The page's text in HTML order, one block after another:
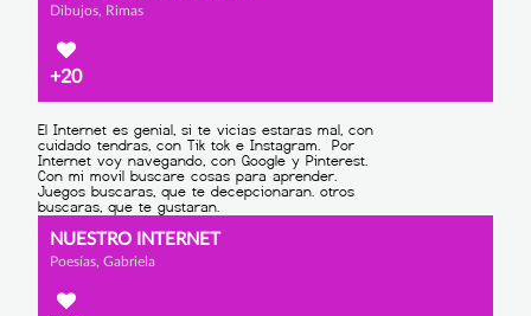
Dibujos, Rimas
+20
NUESTRO INTERNET
Poesías, Gabriela